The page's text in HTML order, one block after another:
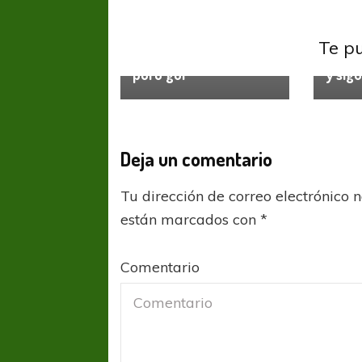
Te
puro gol
y
Deja un comentario
Tu dirección de correo electrónico
están marcados con*
Comentario